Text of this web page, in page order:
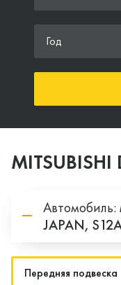
Год
MITSUBISHI
Автомобиль:
JAPAN,